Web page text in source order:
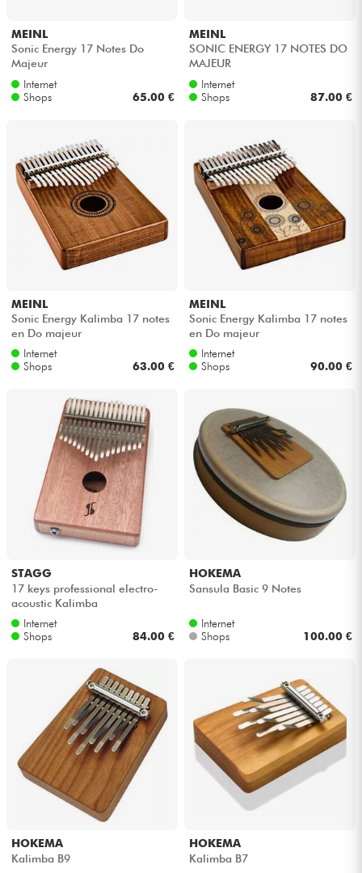
MEINL
Sonic Energy 17 Notes Do
Majeur
Internet
Shops
65.00 €
MEINL
SONIC ENERGY 17 NOTES DO
MAJEUR
Internet
Shops
87.00 €
MEINL
Sonic Energy Kalimba 17 notes
en Do majeur
Internet
Shops
63.00 €
MEINL
Sonic Energy Kalimba 17 notes
en Do majeur
Internet
Shops
90.00 €
STAGG
17 keys professional electro-
acoustic Kalimba
Internet
Shops
84.00 €
HOKEMA
Sansula Basic 9 Notes
Internet
Shops
100.00 €
HOKEMA
Kalimba B9
HOKEMA
Kalimba B7